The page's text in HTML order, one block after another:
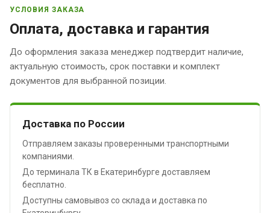
УСЛОВИЯ ЗАКАЗА
Оплата, доставка и гарантия
До оформления заказа менеджер подтвердит наличие,
актуальную стоимость, срок поставки и комплект
документов для выбранной позиции.
Доставка по России
Отправляем заказы проверенными транспортными
компаниями.
До терминала ТК в Екатеринбурге доставляем
бесплатно.
Доступны самовывоз со склада и доставка по